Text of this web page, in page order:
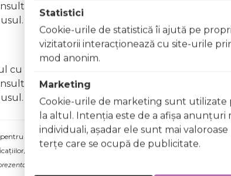
un specialist Nu aplicați lacul pe unghii
În caz de ingerare accidentală, consultați
cu ochii. În caz de contact, clătiți imediat cu
un specialist Nu aplicați lacul pe unghii
În caz de ingerare accidentală, consultați
a păstra informațiile actualizate. Excepții pentru care
etichetei acestuia, fără a ne informa în prealabil. În cazul
pentru Lac unghii Dazzle Effect DA08 Winter Wonderland
Statistici
Cookie-urile de statistică îi ajută pe
vizitatorii interacţionează cu site-urile
mod anonim.
Marketing
Cookie-urile de marketing sunt
la altul. Intenţia este de a afişa
individuali, aşadar ele sunt mai
terţe care se ocupă de publicitate.